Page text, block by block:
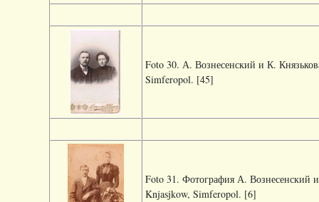
Foto 30. А. Вознесенский и К.
Simferopol. [45]
Foto 31. Фотография А. Вознесенский
Knjasjkow, Simferopol. [6]